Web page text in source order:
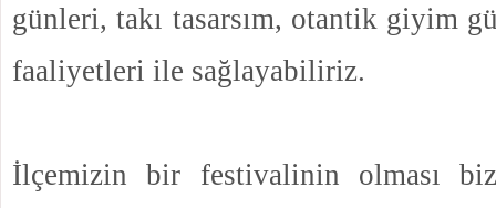
günleri, takı tasarsım, otantik giyim
faaliyetleri ile sağlayabiliriz.
İlçemizin bir festivalinin olması